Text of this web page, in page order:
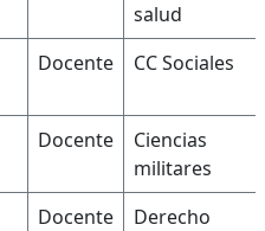
salud
Docente CC Sociales
Docente
Ciencias
militares
Docente
Derecho